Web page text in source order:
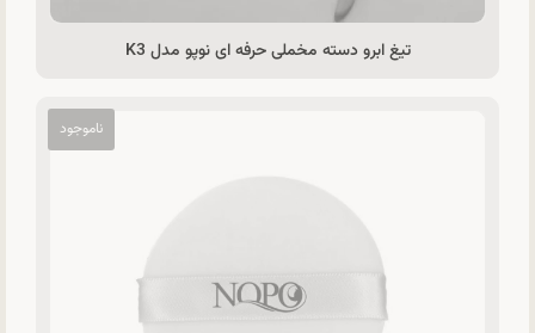
تیغ ابرو دسته مخملی حرفه ای نوپو مدل K3